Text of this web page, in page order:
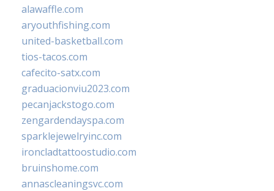
alawaffle.com
aryouthfishing.com
united-basketball.com
tios-tacos.com
cafecito-satx.com
graduacionviu2023.com
pecanjackstogo.com
zengardendayspa.com
sparklejewelryinc.com
ironcladtattoostudio.com
bruinshome.com
annascleaningsvc.com